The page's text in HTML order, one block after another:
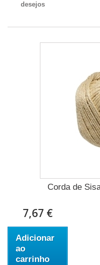
desejos
Corda de
7,67 €
Adicionar
ao
carrinho